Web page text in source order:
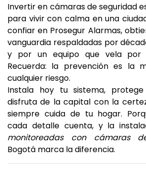
Invertir en cámaras de seguridad
para vivir con calma en una
confiar en Prosegur Alarmas,
vanguardia respaldadas por
y por un equipo que vela por
Recuerda: la prevención es la
cualquier riesgo.
Instala hoy tu sistema,
disfruta de la capital con la
siempre cuida de tu hogar.
cada detalle cuenta, y la
monitoreadas con cámaras
Bogotá marca la diferencia.